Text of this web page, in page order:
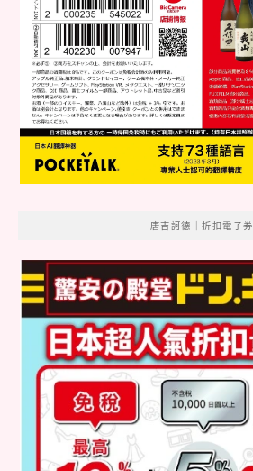
唐吉訶德｜折扣電子券